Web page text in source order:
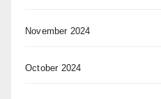
November 2024
October 2024